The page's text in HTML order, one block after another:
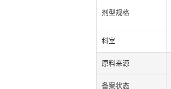
剂型规格
科室
原料来源
备案状态